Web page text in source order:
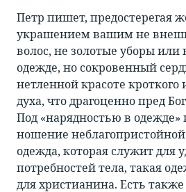
Петр пишет, предостерегая
украшением вашим не
волос, не золотые уборы или
одежде, но сокровенный
нетленной красоте кроткого
духа, что драгоценно пред
Под «нарядностью в одежде»
ношение
одежда, которая служит для
потребностей тела, такая
для христианина. Есть